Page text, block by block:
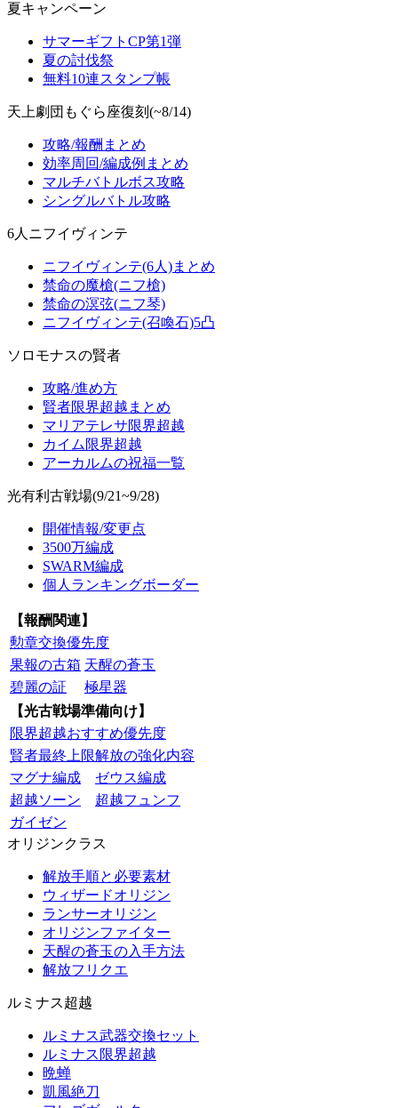
夏キャンペーン
サマーギフトCP第1弾
夏の討伐祭
無料10連スタンプ帳
天上劇団もぐら座復刻(~8/14)
攻略/報酬まとめ
効率周回/編成例まとめ
マルチバトルボス攻略
シングルバトル攻略
6人ニフイヴィンテ
ニフイヴィンテ(6人)まとめ
禁命の魔槍(ニフ槍)
禁命の溟弦(ニフ琴)
ニフイヴィンテ(召喚石)5凸
ソロモナスの賢者
攻略/進め方
賢者限界超越まとめ
マリアテレサ限界超越
カイム限界超越
アーカルムの祝福一覧
光有利古戦場(9/21~9/28)
開催情報/変更点
3500万編成
SWARM編成
個人ランキングボーダー
【報酬関連】
勲章交換優先度
果報の古箱 天醒の蒼玉
碧麗の証
極星器
【光古戦場準備向け】
限界超越おすすめ優先度
賢者最終上限解放の強化内容
マグナ編成
ゼウス編成
超越ソーン
超越フュンフ
ガイゼン
オリジンクラス
解放手順と必要素材
ウィザードオリジン
ランサーオリジン
オリジンファイター
天醒の蒼玉の入手方法
解放フリクエ
ルミナス超越
ルミナス武器交換セット
ルミナス限界超越
晩蝉
凱風絶刀